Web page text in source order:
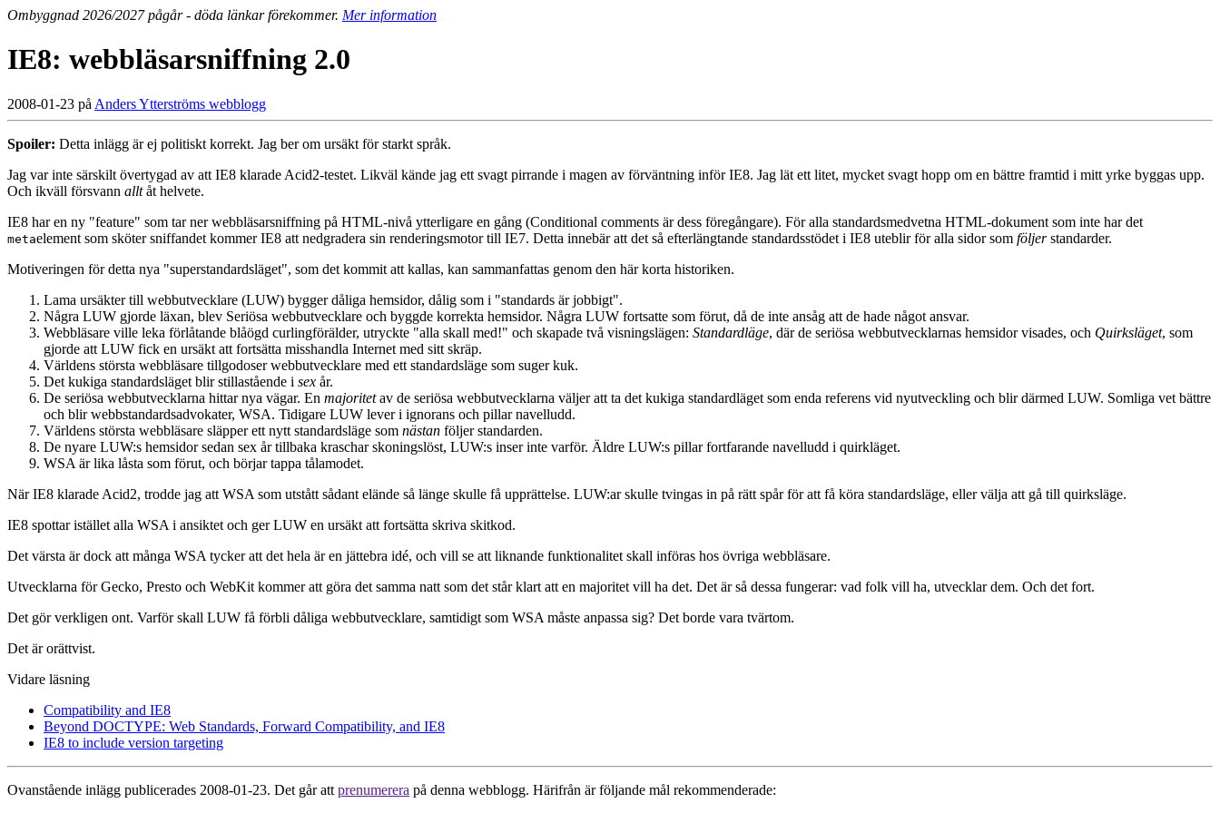
Ombyggnad 2026/2027 pågår - döda länkar förekommer. Mer information
IE8: webbläsarsniffning 2.0
2008-01-23 på Anders Ytterströms webblogg
Spoiler: Detta inlägg är ej politiskt korrekt. Jag ber om ursäkt för starkt språk.
Jag var inte särskilt övertygad av att IE8 klarade Acid2-testet. Likväl kände jag ett svagt pirrande i magen av förväntning inför IE8. Jag lät ett litet, mycket svagt hopp om en bättre framtid i mitt yrke byggas upp.
Och ikväll försvann alltåt helvete.
IE8 har en ny "feature" som tar ner webbläsarsniffning på HTML-nivå ytterligare en gång (Conditional comments är dess föregångare). För alla standardsmedvetna HTML-dokument som inte har det
metaelement som sköter sniffandet kommer IE8 att nedgradera sin renderingsmotor till IE7. Detta innebär att det så efterlängtande standardsstödet i IE8 uteblir för alla sidor som följerstandarder.
Motiveringen för detta nya "superstandardsläget", som det kommit att kallas, kan sammanfattas genom den här korta historiken.
Lama ursäkter till webbutvecklare (LUW) bygger dåliga hemsidor, dålig som i "standards är jobbigt".
Några LUW gjorde läxan, blev Seriösa webbutvecklare och byggde korrekta hemsidor. Några LUW fortsatte som förut, då de inte ansåg att de hade något ansvar.
Webbläsare ville leka förlåtande blåögd curlingförälder, utryckte "alla skall med!" och skapade två visningslägen: Standardläge, där de seriösa webbutvecklarnas hemsidor visades, och Quirksläget, som
gjorde att LUW fick en ursäkt att fortsätta misshandla Internet med sitt skräp.
Världens största webbläsare tillgodoser webbutvecklare med ett standardsläge som suger kuk.
Det kukiga standardsläget blir stillastående i sex år.
De seriösa webbutvecklarna hittar nya vägar. En majoritetav de seriösa webbutvecklarna väljer att ta det kukiga standardläget som enda referens vid nyutveckling och blir därmed LUW. Somliga vet bättre
och blir webbstandardsadvokater, WSA. Tidigare LUW lever i ignorans och pillar navelludd.
Världens största webbläsare släpper ett nytt standardsläge som nästan följer standarden.
De nyare LUW:s hemsidor sedan sex år tillbaka kraschar skoningslöst, LUW:s inser inte varför. Äldre LUW:s pillar fortfarande navelludd i quirkläget.
WSA är lika låsta som förut, och börjar tappa tålamodet.
När IE8 klarade Acid2, trodde jag att WSA som utstått sådant elände så länge skulle få upprättelse. LUW:ar skulle tvingas in på rätt spår för att få köra standardsläge, eller välja att gå till quirksläge.
IE8 spottar istället alla WSA i ansiktet och ger LUW en ursäkt att fortsätta skriva skitkod.
Det värsta är dock att många WSA tycker att det hela är en jättebra idé, och vill se att liknande funktionalitet skall införas hos övriga webbläsare.
Utvecklarna för Gecko, Presto och WebKit kommer att göra det samma natt som det står klart att en majoritet vill ha det. Det är så dessa fungerar: vad folk vill ha, utvecklar dem. Och det fort.
Det gör verkligen ont. Varför skall LUW få förbli dåliga webbutvecklare, samtidigt som WSA måste anpassa sig? Det borde vara tvärtom.
Det är orättvist.
Vidare läsning
Compatibility and IE8
Beyond DOCTYPE: Web Standards, Forward Compatibility, and IE8
IE8 to include version targeting
Ovanstående inlägg publicerades 2008-01-23. Det går att prenumerera på denna webblogg. Härifrån är följande mål rekommenderade: